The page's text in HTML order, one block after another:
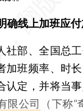
确线上加班应
部、全国总工
加班频率、时
认定，并将当
限公司
（下称